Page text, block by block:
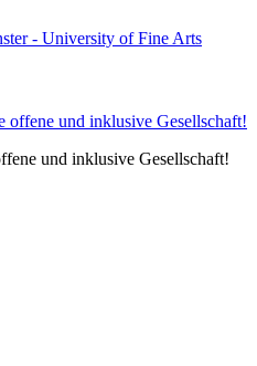
und inklusive Gesellschaft!